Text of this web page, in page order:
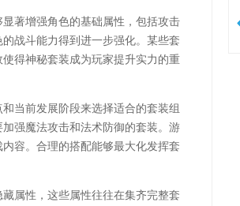
著增强角色的基础属性，包括攻击
战斗能力得到进一步强化。某些套
得神秘套装成为玩家提升实力的重
当前发展阶段来选择适合的套装组
强魔法攻击和法术防御的套装。游
容。合理的搭配能够最大化发挥套
属性，这些属性往往在集齐完整套